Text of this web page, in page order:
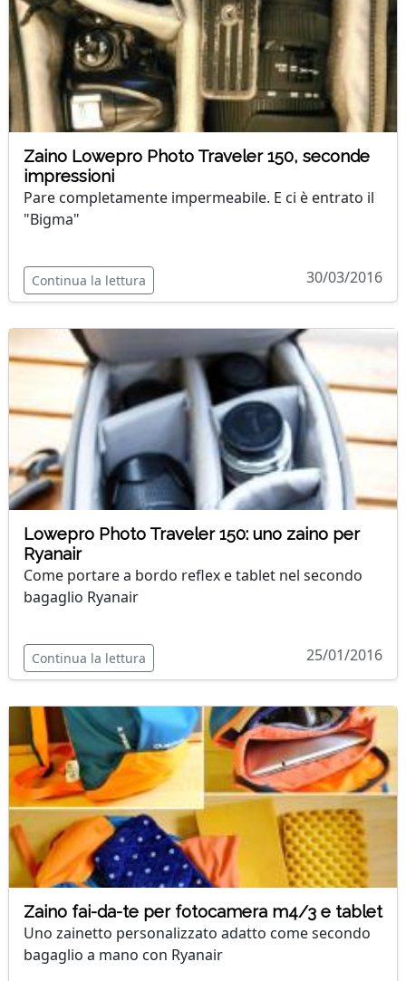
Zaino Lowepro Photo Traveler 150, seconde
impressioni
Pare completamente impermeabile. E ci è entrato il
"Bigma"
Continua la lettura 30/03/2016
Lowepro Photo Traveler 150: uno zaino per
Ryanair
Come portare a bordo reflex e tablet nel secondo
bagaglio Ryanair
Continua la lettura 25/01/2016
Zaino fai-da-te per fotocamera m4/3 e tablet
Uno zainetto personalizzato adatto come secondo
bagaglio a mano con Ryanair